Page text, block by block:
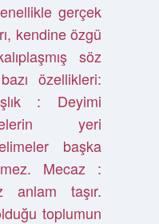
gerçek
kendine özgü
söz
özellikleri:
: Deyimi
yeri
başka
Mecaz :
anlam taşır.
toplumun